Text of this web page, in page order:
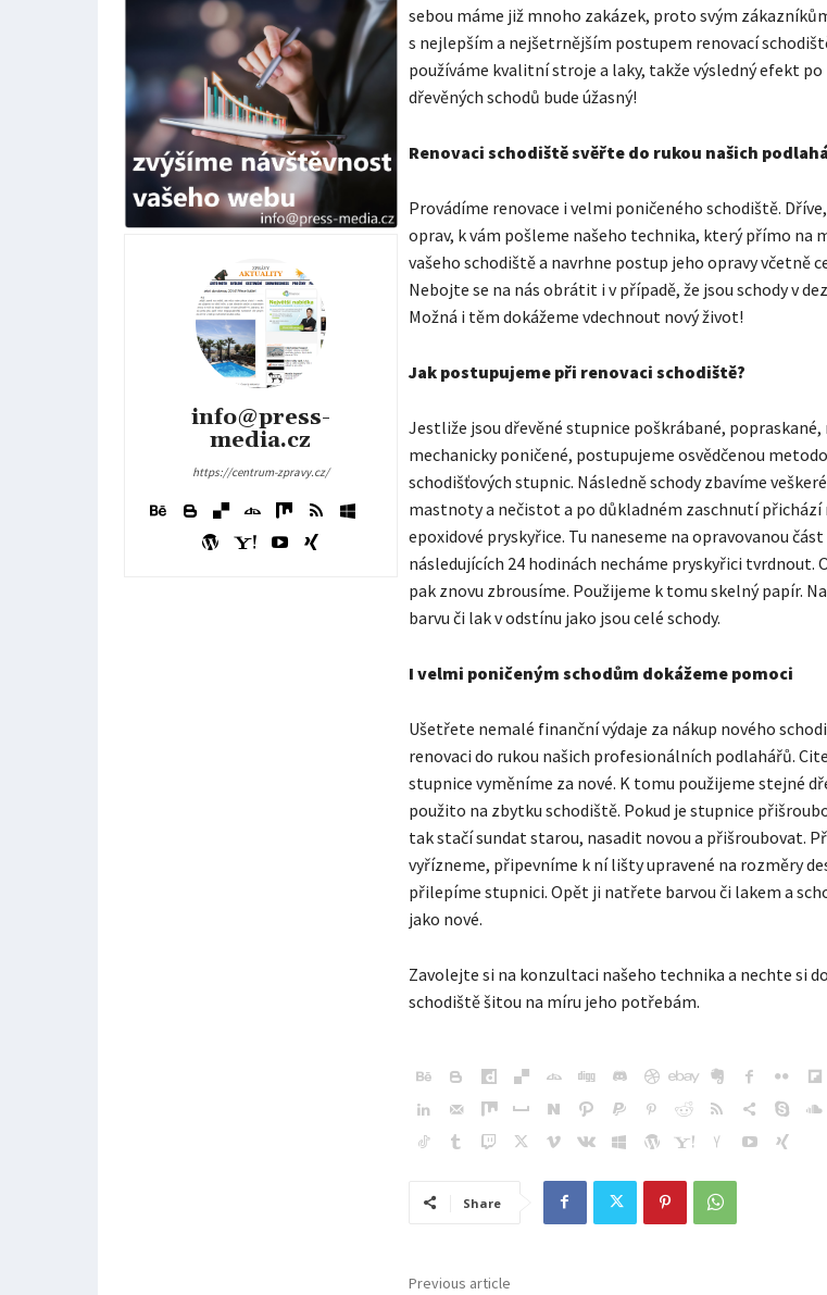
info@press-
media.cz
https://centrum-zpravy.cz/
sebou máme již mnoho zakázek, proto svým
s nejlepším a nejšetrnějším postupem renovací
používáme kvalitní stroje a laky, takže výsledný efekt po
dřevěných schodů bude úžasný!
Renovaci schodiště svěřte do rukou našich
Provádíme renovace i velmi poničeného schodiště.
oprav, k vám pošleme našeho technika, který přímo na
vašeho schodiště a navrhne postup jeho opravy včetně
Nebojte se na nás obrátit i v případě, že jsou schody v
Možná i těm dokážeme vdechnout nový život!
Jak postupujeme při renovaci schodiště?
Jestliže jsou dřevěné stupnice poškrábané,
mechanicky poničené, postupujeme osvědčenou
schodišťových stupnic. Následně schody zbavíme
mastnoty a nečistot a po důkladném zaschnutí přichází
epoxidové pryskyřice. Tu naneseme na opravovanou
následujících 24 hodinách necháme pryskyřici tvrdnout.
pak znovu zbrousíme. Použijeme k tomu skelný papír.
barvu či lak v odstínu jako jsou celé schody.
I velmi poničeným schodům dokážeme pomoci
Ušetřete nemalé finanční výdaje za nákup nového
renovaci do rukou našich profesionálních podlahářů.
stupnice vyměníme za nové. K tomu použijeme stejné
použito na zbytku schodiště. Pokud je stupnice
tak stačí sundat starou, nasadit novou a přišroubovat.
vyřízneme, připevníme k ní lišty upravené na rozměry
přilepíme stupnici. Opět ji natřete barvou či lakem a
jako nové.
Zavolejte si na konzultaci našeho technika a nechte si
schodiště šitou na míru jeho potřebám.
Share
Previous article